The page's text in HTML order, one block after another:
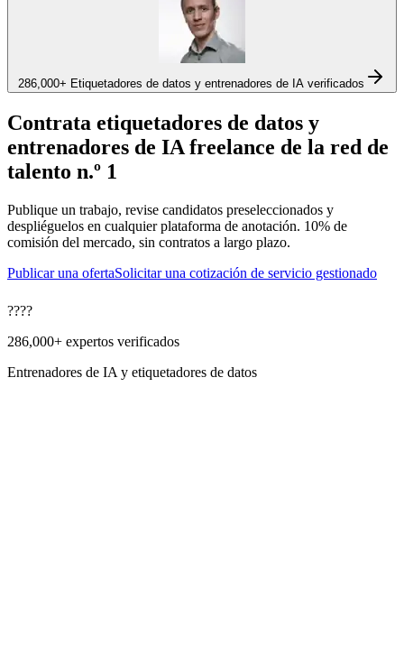
286,000+ Etiquetadores de datos y entrenadores de IA verificados
Contrata etiquetadores de datos y
entrenadores de IA freelance de la red de
talento n.º 1
Publique un trabajo, revise candidatos preseleccionados y
despliéguelos en cualquier plataforma de anotación. 10% de
comisión del mercado, sin contratos a largo plazo.
Publicar una ofertaSolicitar una cotización de servicio gestionado
????
286,000+ expertos verificados
Entrenadores de IA y etiquetadores de datos